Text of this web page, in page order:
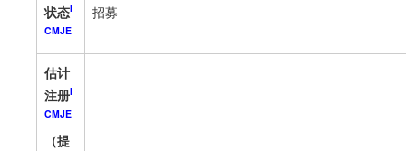
状态I
CMJE
招募
估计
注册I
CMJE
（提